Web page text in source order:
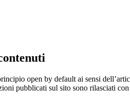
open by default ai sensi
pubblicati sul sito sono rilasciati